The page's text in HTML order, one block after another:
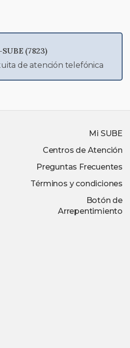
(7823)
de atención telefónica
Mi SUBE
Centros de Atención
Preguntas Frecuentes
Términos y condiciones
Botón de
Arrepentimiento